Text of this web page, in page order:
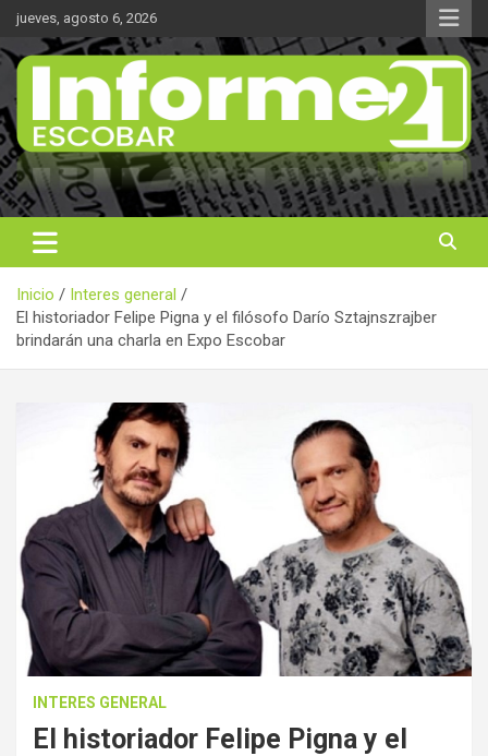
Saltar
contenido
jueves, agosto 6, 2026
Informe 21
Noticas reales
Inicio
Interes general
El historiador Felipe Pigna y el filósofo Darío Sztajnszrajber
brindarán una charla en Expo Escobar
INTERES GENERAL
El historiador Felipe Pigna y el